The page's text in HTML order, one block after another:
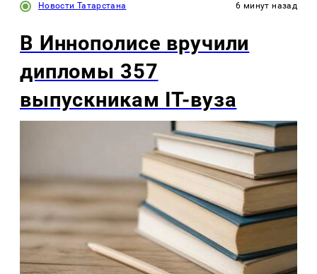
Новости Татарстана 6 минут назад
В Иннополисе вручили
дипломы 357
выпускникам IT-вуза